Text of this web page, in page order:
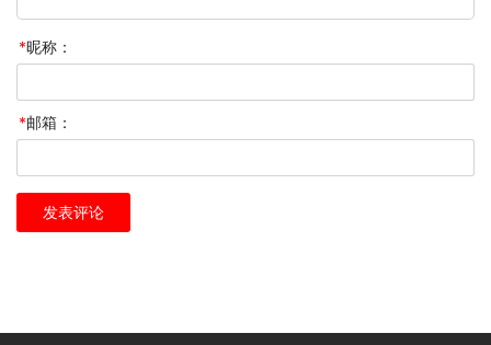
*昵称：
*邮箱：